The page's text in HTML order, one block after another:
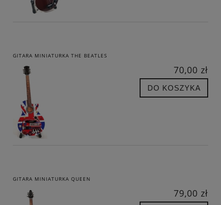
GITARA MINIATURKA THE BEATLES
70,00 zł
DO KOSZYKA
GITARA MINIATURKA QUEEN
79,00 zł